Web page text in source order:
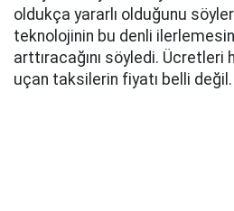
oldukça yararlı olduğunu
teknolojinin bu denli
arttıracağını söyledi. Ücretleri
uçan taksilerin fiyatı belli değil.